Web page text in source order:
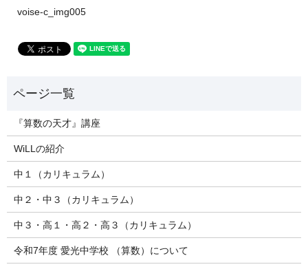
voise-c_img005
『算数の天才』講座
WiLLの紹介
中１（カリキュラム）
中２・中３（カリキュラム）
中３・高１・高２・高３（カリキュラム）
令和7年度 愛光中学校 （算数）について